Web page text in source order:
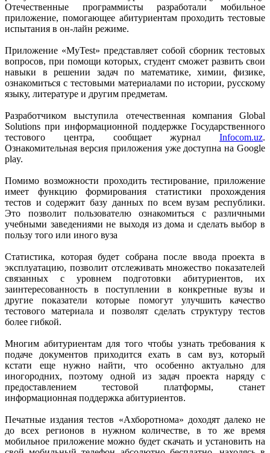
Отечественные программисты разработали мобильное
приложение, помогающее абитуриентам проходить тестовые
испытания в он-лайн режиме.
Приложение «MyTest» представляет собой сборник тестовых
вопросов, при помощи которых, студент сможет развить свои
навыки в решении задач по математике, химии, физике,
ознакомиться с тестовыми материалами по истории, русскому
языку, литературе и другим предметам.
Разработчиком выступила отечественная компания Global
Solutions при информационной поддержке Государственного
тестового центра, сообщает журнал Infocom.uz.
Ознакомительная версия приложения уже доступна на Google
play.
Помимо возможности проходить тестирование, приложение
имеет функцию формирования статистики прохождения
тестов и содержит базу данных по всем вузам республики.
Это позволит пользователю ознакомиться с различными
учебными заведениями не выходя из дома и сделать выбор в
пользу того или иного вуза
Статистика, которая будет собрана после ввода проекта в
эксплуатацию, позволит отслеживать множество показателей
связанных с уровнем подготовки абитуриентов, их
заинтересованность в поступлении в конкретные вузы и
другие показатели которые помогут улучшить качество
тестового материала и позволят сделать структуру тестов
более гибкой.
Многим абитуриентам для того чтобы узнать требования к
подаче документов приходится ехать в сам вуз, который
кстати еще нужно найти, что особенно актуально для
иногородних, поэтому одной из задач проекта наряду с
предоставлением тестовой платформы, станет
информационная поддержка абитуриентов.
Печатные издания тестов «Ахборотнома» доходят далеко не
до всех регионов в нужном количестве, в то же время
мобильное приложение можно будет скачать и установить на